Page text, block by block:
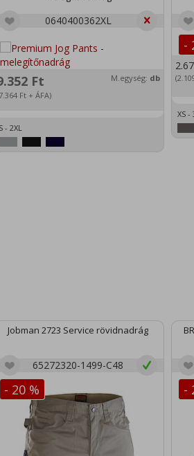
0640400362XL
Ft
Ft+ ÁFA)
M.egység: db
S - 2XL
-
XS -
Jobman 2723 Service rövidnadrág
65272320-1499-C48
- 20 % -